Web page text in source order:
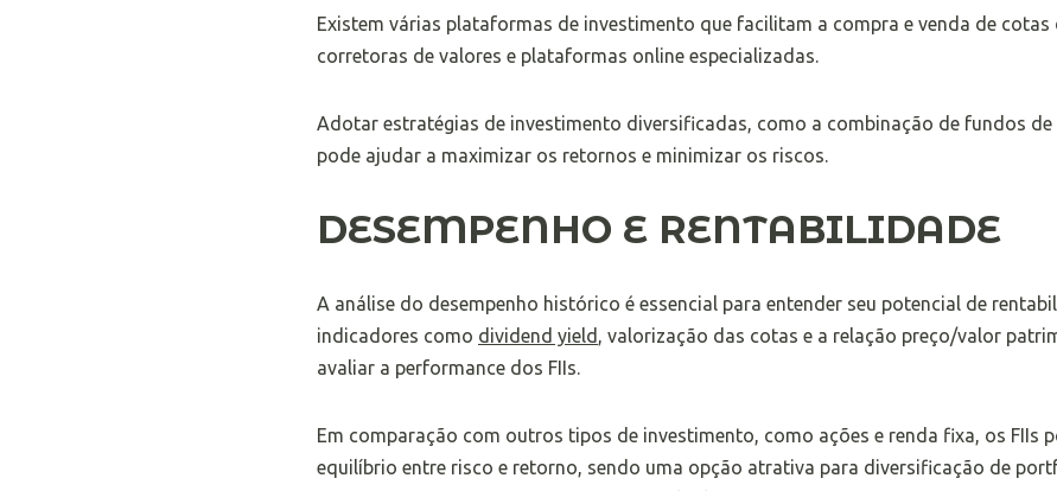
Existem várias plataformas de investimento que facilitam a compra e venda de cotas
corretoras de valores e plataformas online especializadas.
Adotar estratégias de investimento diversificadas, como a combinação de fundos de
pode ajudar a maximizar os retornos e minimizar os riscos.
DESEMPENHO E RENTABILIDADE
A análise do desempenho histórico é essencial para entender seu potencial de
indicadores como dividend yield , valorização das cotas e a relação preço/valor
avaliar a performance dos FIIs.
Em comparação com outros tipos de investimento, como ações e renda fixa, os FIIs
equilíbrio entre risco e retorno, sendo uma opção atrativa para diversificação de